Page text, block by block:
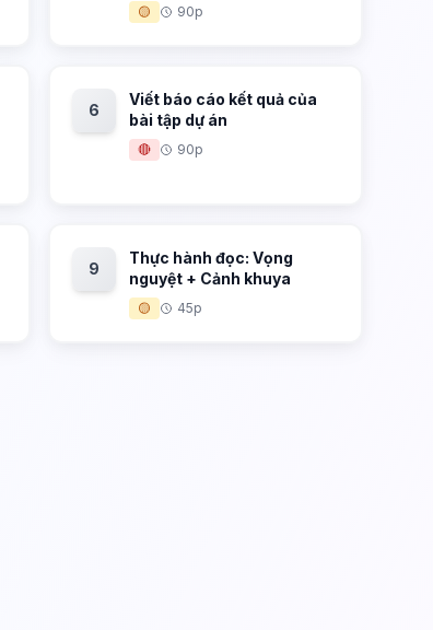
🟡 90p
6
Viết báo cáo kết quả của
bài tập dự án
🔴 90p
9
Thực hành đọc: Vọng
nguyệt + Cảnh khuya
🟡 45p